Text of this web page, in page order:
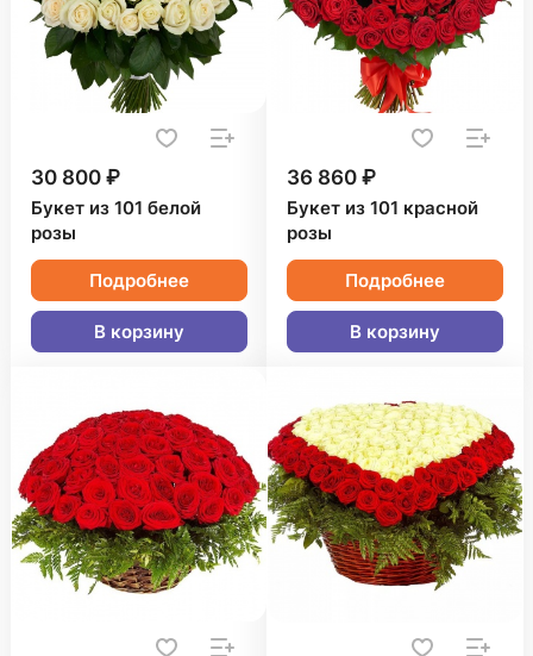
30 800 ₽
Букет из 101 белой
розы
Подробнее
В корзину
36 860 ₽
Букет из 101 красной
розы
Подробнее
В корзину